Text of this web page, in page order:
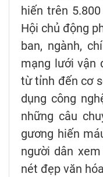
hiến trên
Hội chủ động
ban, ngành,
mạng lưới vận
từ tỉnh đến cơ
dụng công
những câu
gương hiến
người dân
nét đẹp văn